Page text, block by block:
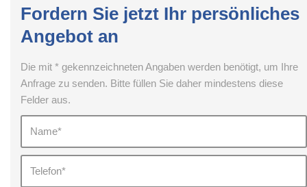
Fordern Sie jetzt Ihr persönliches
Angebot an
Die mit * gekennzeichneten Angaben werden benötigt, um Ihre
Anfrage zu senden. Bitte füllen Sie daher mindestens diese
Felder aus.